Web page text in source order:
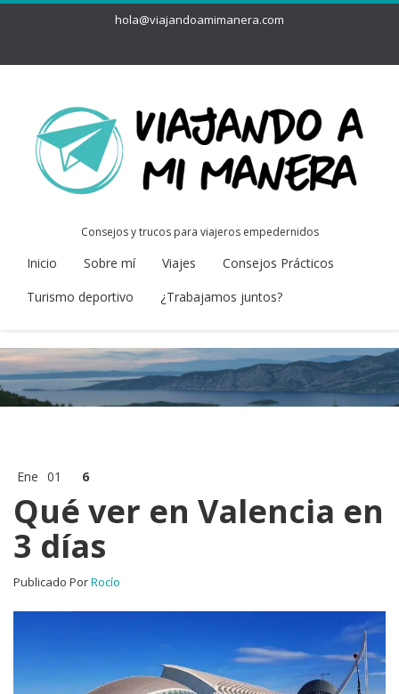
hola@viajandoamimanera.com
Consejos y trucos para viajeros empedernidos
Inicio Sobre mí Viajes
Consejos Prácticos
Turismo deportivo
¿Trabajamos juntos?
Ene 01 6
Qué ver en Valencia en
3 días
Publicado PorRocío